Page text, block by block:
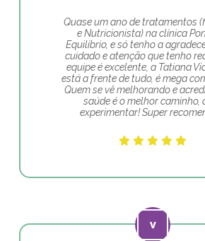
Quase um ano de tratamentos
e Nutricionista) na clínica
Equilíbrio, e só tenho a
cuidado e atenção que tenho
equipe é excelente, a Tatiana
está a frente de tudo, é mega
Quem se vê melhorando e
saúde é o melhor caminho,
experimentar! Super